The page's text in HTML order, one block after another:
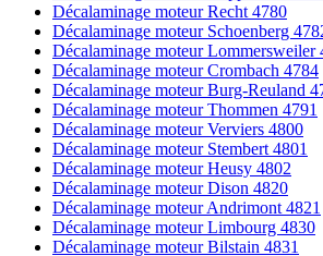
Décalaminage moteur Recht 4780
Décalaminage moteur Schoenberg
Décalaminage moteur Lommersweiler
Décalaminage moteur Crombach 4784
Décalaminage moteur Burg-Reuland
Décalaminage moteur Thommen 4791
Décalaminage moteur Verviers 4800
Décalaminage moteur Stembert 4801
Décalaminage moteur Heusy 4802
Décalaminage moteur Dison 4820
Décalaminage moteur Andrimont 4821
Décalaminage moteur Limbourg 4830
Décalaminage moteur Bilstain 4831